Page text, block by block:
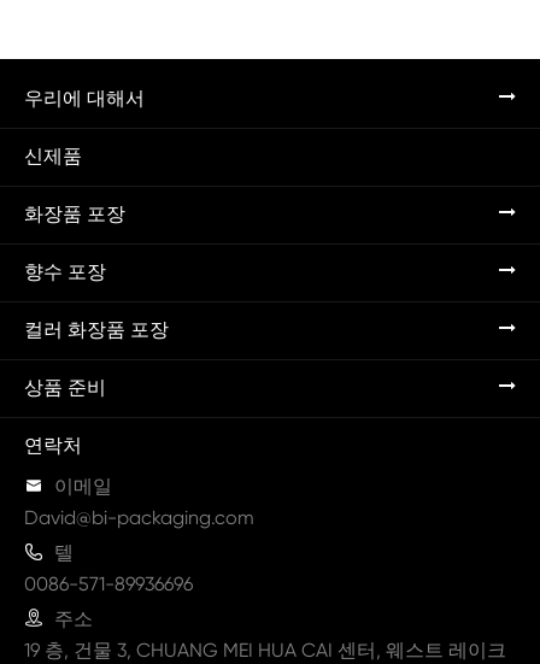
우리에 대해서
신제품
화장품 포장
향수 포장
컬러 화장품 포장
상품 준비
연락처
 이메일
David@bi-packaging.com
 텔
0086-571-89936696
 주소
19 층, 건물 3, CHUANG MEI HUA CAI 센터, 웨스트 레이크